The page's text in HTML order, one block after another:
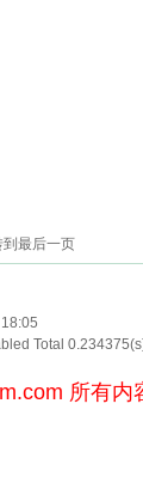
到最后一页
Total
所有内